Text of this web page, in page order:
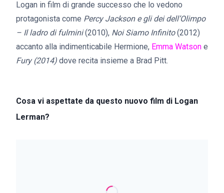
Logan in film di grande successo che lo vedono
protagonista come Percy Jackson e gli dei dell’Olimpo
– Il ladro di fulmini(2010), Noi Siamo Infinito(2012)
accanto alla indimenticabile Hermione, Emma Watson e
Fury (2014) dove recita insieme a Brad Pitt.
Cosa vi aspettate da questo nuovo film di Logan
Lerman?